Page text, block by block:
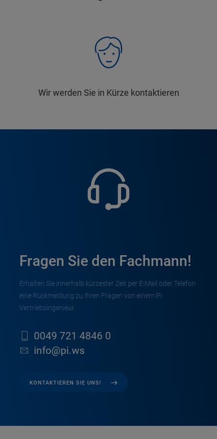
Wir werden Sie in Kürze kontaktieren
Fragen Sie den Fachmann!
Erhalten Sie innerhalb kürzester Zeit per E-Mail oder Telefon
eine Rückmeldung zu Ihren Fragen von einem PI
Vertriebsingenieur.
0049 721 4846 0
info@pi.ws
KONTAKTIEREN SIE UNS!